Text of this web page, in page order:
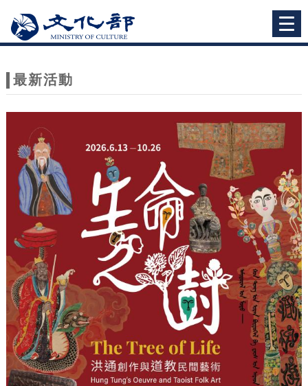
站
主
最新活動